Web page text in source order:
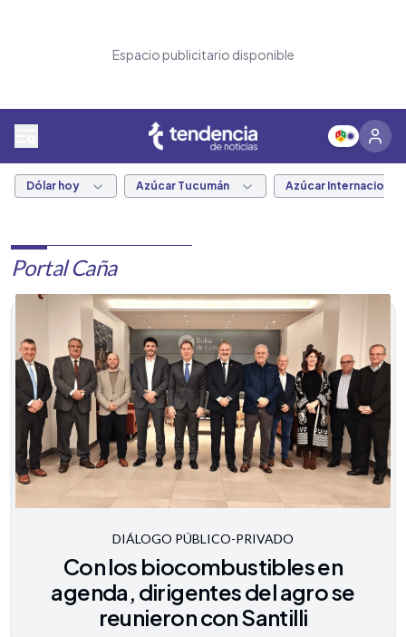
Espacio publicitario disponible
Dólar hoy Azúcar Tucumán Azúcar Internacional
Portal Caña
DIÁLOGO PÚBLICO-PRIVADO
Con los biocombustibles en
agenda, dirigentes del agro se
reunieron con Santilli